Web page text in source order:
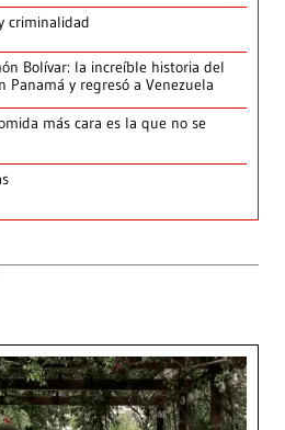
criminalidad
Bolívar: la increíble historia del
Panamá y regresó a Venezuela
más cara es la que no se